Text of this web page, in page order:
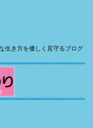
生き方を優しく見守るブログ